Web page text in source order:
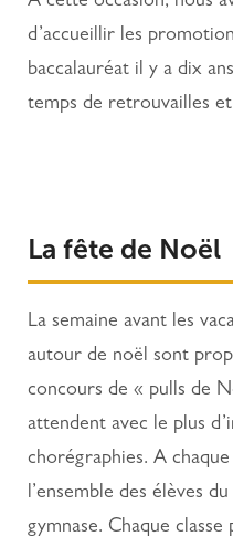
d’accueillir les
baccalauréat il y a dix
temps de retrouvailles
La fête de Noël
La semaine avant les
autour de noël sont
concours de « pulls de
attendent avec le plus
chorégraphies. A
l’ensemble des élèves
gymnase. Chaque